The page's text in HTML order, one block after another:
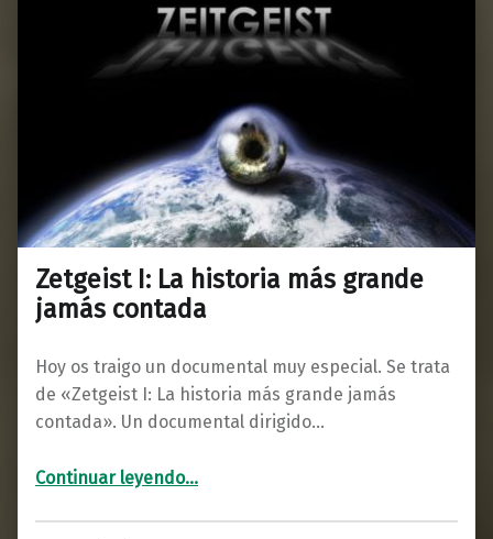
Zetgeist I: La historia más grande
jamás contada
Hoy os traigo un documental muy especial. Se trata
de «Zetgeist I: La historia más grande jamás
contada». Un documental dirigido…
Continuar leyendo“Zetgeist I: La historia más grande jamás contada”
…